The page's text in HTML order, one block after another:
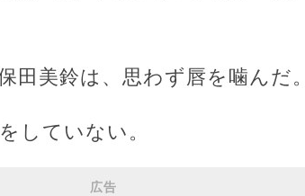
田美鈴は、思わず唇を噛んだ
していない。
広告